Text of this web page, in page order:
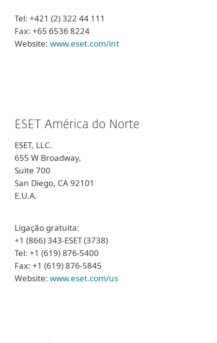
Tel: +421 (2) 322 44 111
Fax: +65 6536 8224
Website: www.eset.com/int
ESET América do Norte
ESET, LLC.
655 W Broadway,
Suite 700
San Diego, CA 92101
E.U.A.
Ligação gratuita:
+1 (866) 343-ESET (3738)
Tel: +1 (619) 876-5400
Fax: +1 (619) 876-5845
Website: www.eset.com/us